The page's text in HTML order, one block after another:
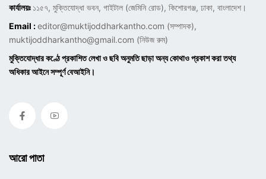
কার্যালয়ঃ ১১৫৭, মুক্তিযোদ্ধা ভবন, গাইটাল (জেমিনি রোড), কিশোরগঞ্জ, ঢাকা, বাংলাদেশ।
Email :editor@muktijoddharkantho.com (সম্পাদক),
muktijoddharkantho@gmail.com (নিউজ রুম)
মুক্তিযোদ্ধার কণ্ঠে প্রকাশিত লেখা ও ছবি অনুমতি ছাড়া অন্য কোথাও প্রকাশ করা তথ্য
অধিকার আইনে সম্পূর্ণ বেআইনি।
আরো পাতা